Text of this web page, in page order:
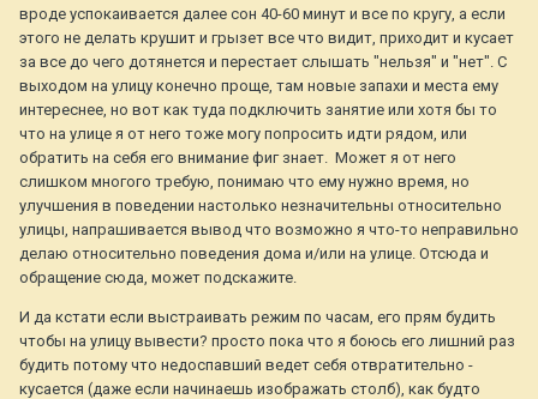
вроде успокаивается далее сон 40-60 минут и все по кругу, а если
этого не делать крушит и грызет все что видит, приходит и кусает
за все до чего дотянется и перестает слышать "нельзя" и "нет". С
выходом на улицу конечно проще, там новые запахи и места ему
интереснее, но вот как туда подключить занятие или хотя бы то
что на улице я от него тоже могу попросить идти рядом, или
обратить на себя его внимание фиг знает. Может я от него
слишком многого требую, понимаю что ему нужно время, но
улучшения в поведении настолько незначительны относительно
улицы, напрашивается вывод что возможно я что-то неправильно
делаю относительно поведения дома и/или на улице. Отсюда и
обращение сюда, может подскажите.
И да кстати если выстраивать режим по часам, его прям будить
чтобы на улицу вывести? просто пока что я боюсь его лишний раз
будить потому что недоспавший ведет себя отвратительно -
кусается (даже если начинаешь изображать столб), как будто